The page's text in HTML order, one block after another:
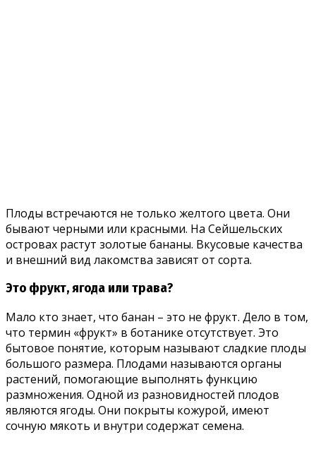
Плоды встречаются не только желтого цвета. Они
бывают черными или красными. На Сейшельских
островах растут золотые бананы. Вкусовые качества
и внешний вид лакомства зависят от сорта.
Это фрукт, ягода или трава?
Мало кто знает, что банан – это не фрукт. Дело в том,
что термин «фрукт» в ботанике отсутствует. Это
бытовое понятие, которым называют сладкие плоды
большого размера. Плодами называются органы
растений, помогающие выполнять функцию
размножения. Одной из разновидностей плодов
являются ягоды. Они покрыты кожурой, имеют
сочную мякоть и внутри содержат семена.